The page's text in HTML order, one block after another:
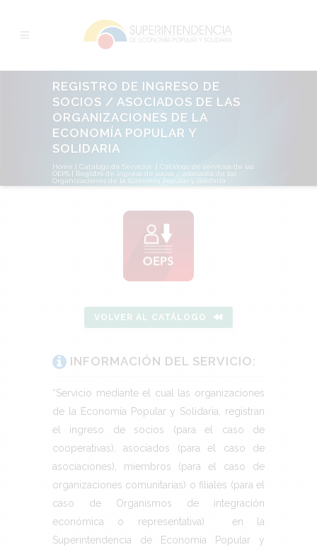
REGISTRO DE INGRESO DE
SOCIOS / ASOCIADOS DE LAS
ORGANIZACIONES DE LA
ECONOMÍA POPULAR Y
SOLIDARIA
Home Catalogo de Servicios
Catálogo de servicios de las
OEPS
Registro de ingreso de socios / asociados de las
Organizaciones de la Economía Popular y Solidaria
VOLVER AL CATÁLOGO
INFORMACIÓN DEL SERVICIO:
“Servicio mediante el cual las organizaciones
de la Economía Popular y Solidaria, registran
el ingreso de socios (para el caso de
cooperativas), asociados (para el caso de
asociaciones), miembros (para el caso de
organizaciones comunitarias) o filiales (para el
caso de Organismos de integración
económica o representativa) en la
Superintendencia de Economía Popular y